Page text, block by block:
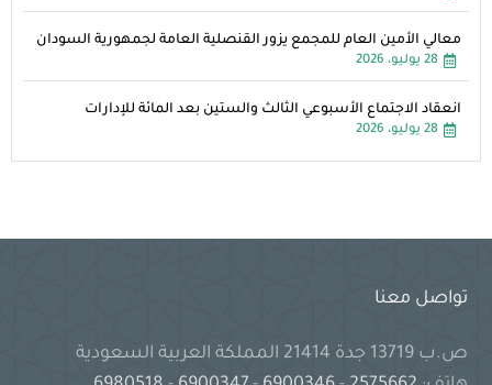
معالي الأمين العام للمجمع يزور القنصلية العامة لجمهورية السودان
28 يوليو، 2026
انعقاد الاجتماع الأسبوعي الثالث والستين بعد المائة للإدارات
28 يوليو، 2026
تواصل معنا
ص.ب 13719 جدة 21414 المملكة العربية السعودية